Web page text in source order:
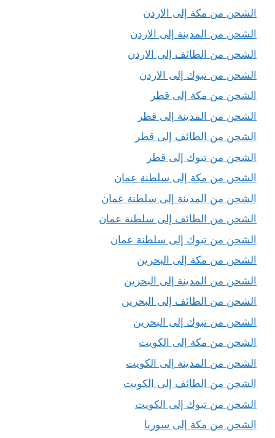
الشحن من مكة إلى الاردن
الشحن من المدينة إلى الاردن
الشحن من الطائف إلى الاردن
الشحن من تبوك إلى الاردن
الشحن من مكة إلى قطر
الشحن من المدينة إلى قطر
الشحن من الطائف إلى قطر
الشحن من تبوك إلى قطر
الشحن من مكة إلى سلطنة عمان
الشحن من المدينة إلى سلطنة عمان
الشحن من الطائف إلى سلطنة عمان
الشحن من تبوك إلى سلطنة عمان
الشحن من مكة إلى البحرين
الشحن من المدينة إلى البحرين
الشحن من الطائف إلى البحرين
الشحن من تبوك إلى البحرين
الشحن من مكة إلى الكويت
الشحن من المدينة إلى الكويت
الشحن من الطائف إلى الكويت
الشحن من تبوك إلى الكويت
الشحن من مكة إلى سوريا